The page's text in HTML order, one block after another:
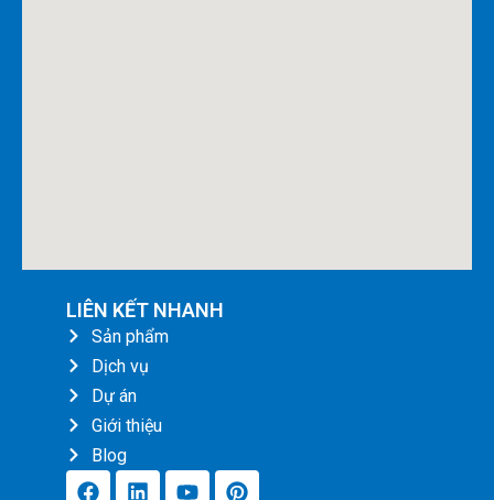
LIÊN KẾT NHANH
Sản phẩm
Dịch vụ
Dự án
Giới thiệu
Blog
F
L
Y
P